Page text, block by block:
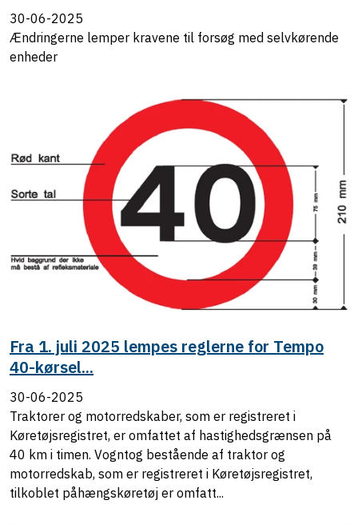
30-06-2025
Ændringerne lemper kravene til forsøg med selvkørende
enheder
Fra 1. juli 2025 lempes reglerne for Tempo
40-kørsel...
30-06-2025
Traktorer og motorredskaber, som er registreret i
Køretøjsregistret, er omfattet af hastighedsgrænsen på
40 km i timen. Vogntog bestående af traktor og
motorredskab, som er registreret i Køretøjsregistret,
tilkoblet påhængskøretøj er omfatt...